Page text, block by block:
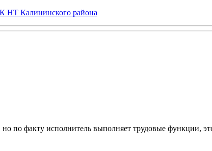
по факту исполнитель выполняет трудовые функции,